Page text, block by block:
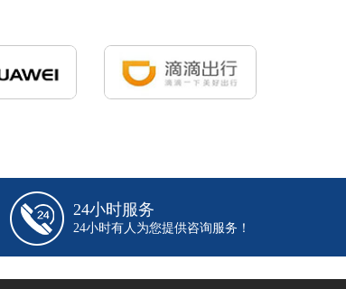
24小时服务
24小时有人为您提供咨询服务！